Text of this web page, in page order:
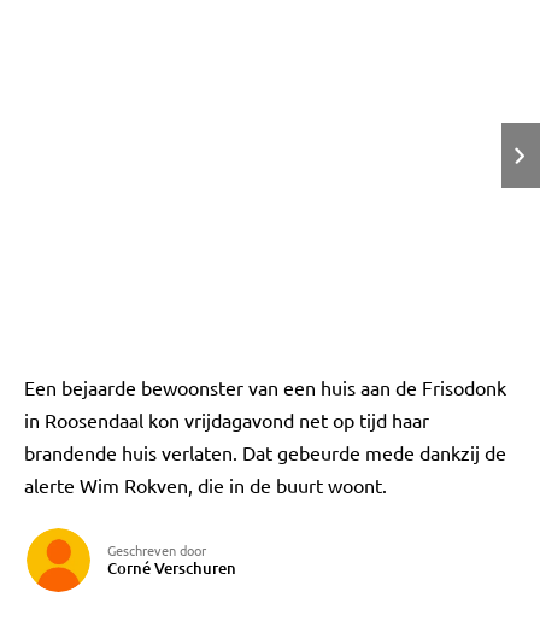
Een bejaarde bewoonster van een huis aan de Frisodonk
in Roosendaal kon vrijdagavond net op tijd haar
brandende huis verlaten. Dat gebeurde mede dankzij de
alerte Wim Rokven, die in de buurt woont.
Geschreven door
Corné Verschuren